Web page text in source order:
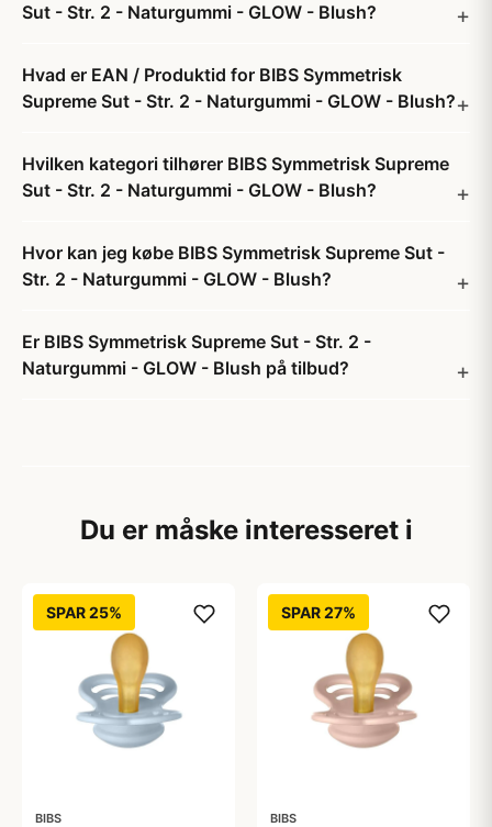
Sut - Str. 2 - Naturgummi - GLOW - Blush?
Hvad er EAN / Produktid for BIBS Symmetrisk
Supreme Sut - Str. 2 - Naturgummi - GLOW - Blush?
Hvilken kategori tilhører BIBS Symmetrisk Supreme
Sut - Str. 2 - Naturgummi - GLOW - Blush?
Hvor kan jeg købe BIBS Symmetrisk Supreme Sut -
Str. 2 - Naturgummi - GLOW - Blush?
Er BIBS Symmetrisk Supreme Sut - Str. 2 -
Naturgummi - GLOW - Blush på tilbud?
Du er måske interesseret i
SPAR 25%
BIBS
SPAR 27%
BIBS